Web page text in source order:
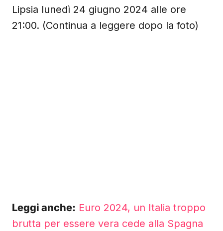
Lipsia lunedì 24 giugno 2024 alle ore
21:00. (Continua a leggere dopo la foto)
Leggi anche: Euro 2024, un Italia troppo
brutta per essere vera cede alla Spagna